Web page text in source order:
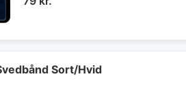
Sort/Hvid